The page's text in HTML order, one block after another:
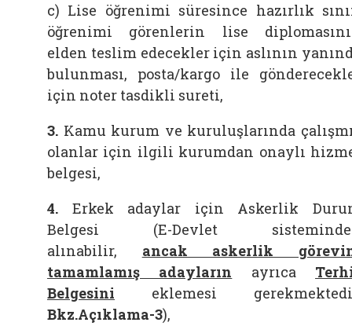
c) Lise öğrenimi süresince hazırlık
öğrenimi görenlerin lise
elden teslim edecekler için aslının
bulunması, posta/kargo ile
için noter tasdikli sureti,
3. Kamu kurum ve kuruluşlarında
olanlar için ilgili kurumdan onaylı
belgesi,
4. Erkek adaylar için Askerlik
Belgesi (E-Devlet
alınabilir, ancak askerlik
tamamlamış adayların ayrıca
Belgesini eklemesi
Bkz.Açıklama-3),